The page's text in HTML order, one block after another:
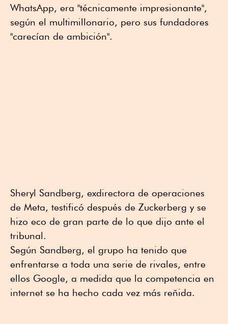
WhatsApp, era "técnicamente impresionante",
según el multimillonario, pero sus fundadores
"carecían de ambición".
Sheryl Sandberg, exdirectora de operaciones
de Meta, testificó después de Zuckerberg y se
hizo eco de gran parte de lo que dijo ante el
tribunal.
Según Sandberg, el grupo ha tenido que
enfrentarse a toda una serie de rivales, entre
ellos Google, a medida que la competencia en
internet se ha hecho cada vez más reñida.